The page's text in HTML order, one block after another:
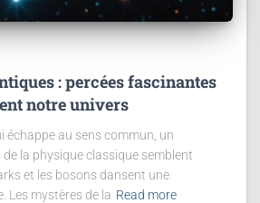
: percées fascinantes
notre univers
échappe au sens commun, un
la physique classique semblent
et les bosons dansent une
Les mystères de la Read more